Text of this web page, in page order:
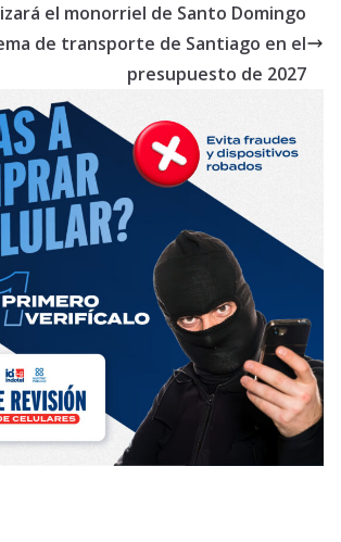
el monorriel de Santo Domingo
de transporte de Santiago en el
presupuesto de 2027